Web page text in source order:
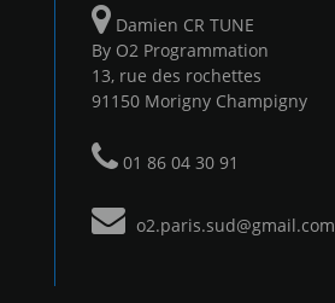
Damien CR TUNE
By O2 Programmation
13, rue des rochettes
91150 Morigny Champigny
01 86 04 30 91
o2.paris.sud@gmail.com